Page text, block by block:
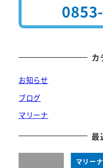
カ
お知らせ
ブログ
マリーナ
最
マリーナ